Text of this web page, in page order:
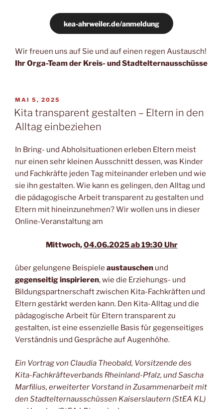
kea-ahrweiler.de/anmeldung
Wir freuen uns auf Sie und auf einen regen Austausch!
Ihr Orga-Team der Kreis- und Stadtelternausschüsse
VERÖFFENTLICHT
AM
MAI 5, 2025
Kita transparent gestalten – Eltern in den
Alltag einbeziehen
In Bring- und Abholsituationen erleben Eltern meist
nur einen sehr kleinen Ausschnitt dessen, was Kinder
und Fachkräfte jeden Tag miteinander erleben und wie
sie ihn gestalten. Wie kann es gelingen, den Alltag und
die pädagogische Arbeit transparent zu gestalten und
Eltern mit hineinzunehmen? Wir wollen uns in dieser
Online-Veranstaltung am
Mittwoch,04.06.2025 ab 19:30 Uhr
über gelungene Beispiele austauschen und
gegenseitig inspirieren, wie die Erziehungs- und
Bildungspartnerschaft zwischen Kita-Fachkräften und
Eltern gestärkt werden kann. Den Kita-Alltag und die
pädagogische Arbeit für Eltern transparent zu
gestalten, ist eine essenzielle Basis für gegenseitiges
Verständnis und Gespräche auf Augenhöhe.
Ein Vortrag von Claudia Theobald, Vorsitzende des
Kita-Fachkräfteverbands Rheinland-Pfalz, und Sascha
Marfilius, erweiterter Vorstand in Zusammenarbeit mit
den Stadtelternausschüssen Kaiserslautern (StEA KL)